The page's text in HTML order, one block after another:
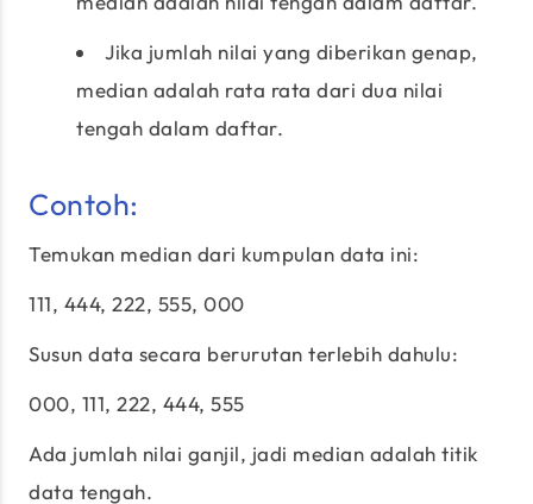
Jika jumlah nilai yang diberikan genap,
median adalah rata rata dari dua nilai
tengah dalam daftar.
Contoh:
Temukan median dari kumpulan data ini:
111, 444, 222, 555, 000
Susun data secara berurutan terlebih dahulu:
000, 111, 222, 444, 555
Ada jumlah nilai ganjil, jadi median adalah titik
data tengah.